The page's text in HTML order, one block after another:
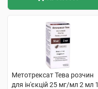
Метотрексат Тева розчин
для ін'єкцій 25 мг/мл 2 мл 1